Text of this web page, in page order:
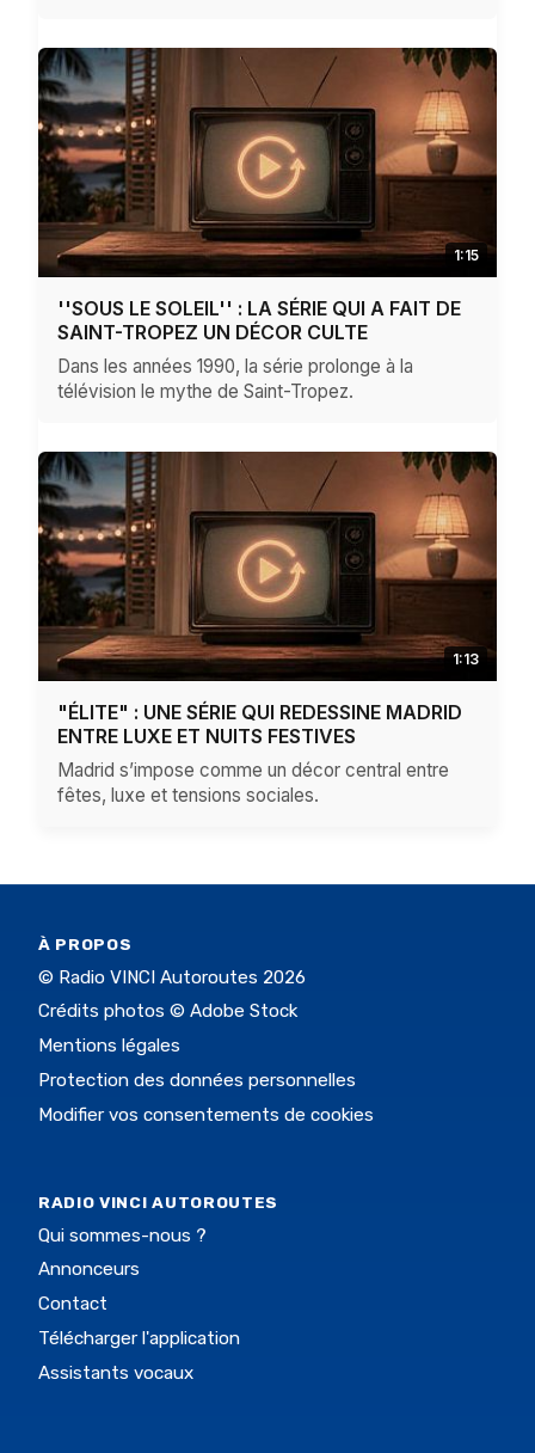
1:15
''SOUS LE SOLEIL'' : LA SÉRIE QUI A FAIT DE
SAINT-TROPEZ UN DÉCOR CULTE
Dans les années 1990, la série prolonge à la
télévision le mythe de Saint-Tropez.
1:13
"ÉLITE" : UNE SÉRIE QUI REDESSINE MADRID
ENTRE LUXE ET NUITS FESTIVES
Madrid s’impose comme un décor central entre
fêtes, luxe et tensions sociales.
À PROPOS
© Radio VINCI Autoroutes 2026
Crédits photos © Adobe Stock
Mentions légales
Protection des données personnelles
Modifier vos consentements de cookies
RADIO VINCI AUTOROUTES
Qui sommes-nous ?
Annonceurs
Contact
Télécharger l'application
Assistants vocaux